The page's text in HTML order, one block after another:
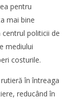
pentru
mai bine
centrul politicii de
mediului
costurile.
în întreaga
reducând în